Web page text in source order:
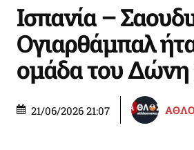
Ισπανία –
Ογιαρθάμπαλ
ομάδα του
21/06/2026 21:07